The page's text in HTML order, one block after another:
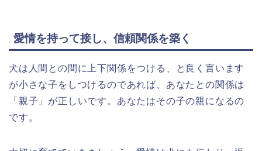
愛情を持って接し、信頼関係を築く
犬は人間との間に上下関係をつける、と良く言います
が小さな子をしつけるのであれば、あなたとの関係は
「親子」が正しいです。あなたはその子の親になるの
です。